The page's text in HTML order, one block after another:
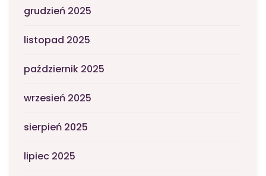
grudzień 2025
listopad 2025
październik 2025
wrzesień 2025
sierpień 2025
lipiec 2025